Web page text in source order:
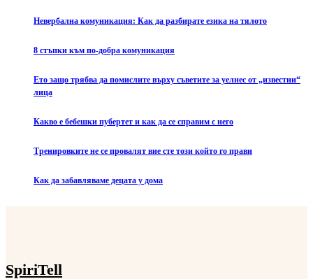
Невербална комуникация: Как да разбирате езика на тялото
8 стъпки към по-добра комуникация
Ето защо трябва да помислите върху съветите за уелнес от „известни“
лица
Какво е бебешки пубертет и как да се справим с него
Тренировките не се провалят вие сте този който го прави
Как да забавляваме децата у дома
SpiriTell